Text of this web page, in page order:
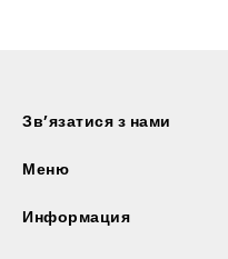
Зв’язатися з нами
Меню
Информация